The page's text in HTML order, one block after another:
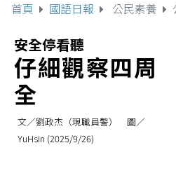
首頁 國語日報 公民素養
安全停看聽
仔細觀察四周
全
文／劉政杰（現職員警） 圖／
YuHsin (2025/9/26)